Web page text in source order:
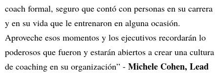
coach formal, seguro que contó con personas en su carrera
y en su vida que le entrenaron en alguna ocasión.
Aproveche esos momentos y los ejecutivos recordarán lo
poderosos que fueron y estarán abiertos a crear una cultura
de coaching en su organización” - Michele Cohen, Lead